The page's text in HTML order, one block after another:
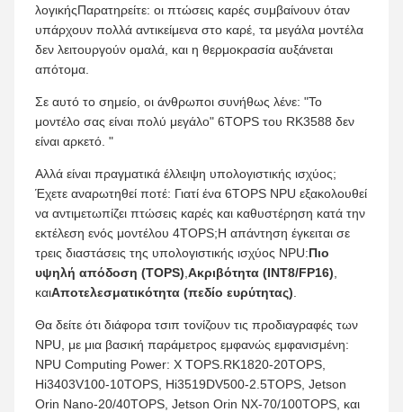
λογικήςΠαρατηρείτε: οι πτώσεις καρές συμβαίνουν όταν
υπάρχουν πολλά αντικείμενα στο καρέ, τα μεγάλα μοντέλα
δεν λειτουργούν ομαλά, και η θερμοκρασία αυξάνεται
απότομα.
Σε αυτό το σημείο, οι άνθρωποι συνήθως λένε: "Το
μοντέλο σας είναι πολύ μεγάλο" 6TOPS του RK3588 δεν
είναι αρκετό. "
Αλλά είναι πραγματικά έλλειψη υπολογιστικής ισχύος;
Έχετε αναρωτηθεί ποτέ: Γιατί ένα 6TOPS NPU εξακολουθεί
να αντιμετωπίζει πτώσεις καρές και καθυστέρηση κατά την
εκτέλεση ενός μοντέλου 4TOPS;Η απάντηση έγκειται σε
τρεις διαστάσεις της υπολογιστικής ισχύος NPU:Πιο
υψηλή απόδοση (TOPS) Ακριβότητα (INT8/FP16)
καιΑποτελεσματικότητα (πεδίο ευρύτητας)
Θα δείτε ότι διάφορα τσιπ τονίζουν τις προδιαγραφές των
NPU, με μια βασική παράμετρος εμφανώς εμφανισμένη:
NPU Computing Power: X TOPS.RK1820-20TOPS,
Hi3403V100-10TOPS, Hi3519DV500-2.5TOPS, Jetson
Orin Nano-20/40TOPS, Jetson Orin NX-70/100TOPS, και